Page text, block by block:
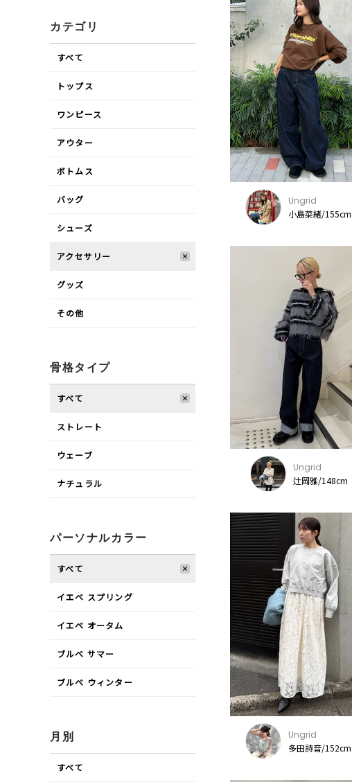
Ungrid
小島菜緒/155cm
Ungrid
辻岡雅/148cm
Ungrid
多田詩音/152cm
カテゴリ
すべて
トップス
ワンピース
アウター
ボトムス
バッグ
シューズ
アクセサリー
グッズ
その他
骨格タイプ
すべて
ストレート
ウェーブ
ナチュラル
パーソナルカラー
すべて
イエベ スプリング
イエベ オータム
ブルべ サマー
ブルべ ウィンター
月別
すべて